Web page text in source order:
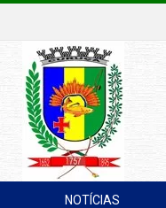
NOTÍCIAS